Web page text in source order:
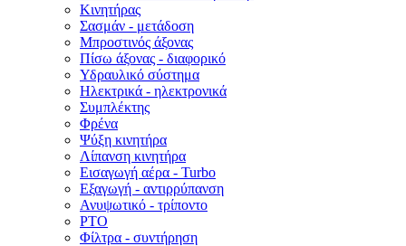
Κινητήρας
Σασμάν - μετάδοση
Μπροστινός άξονας
Πίσω άξονας - διαφορικό
Υδραυλικό σύστημα
Ηλεκτρικά - ηλεκτρονικά
Συμπλέκτης
Φρένα
Ψύξη κινητήρα
Λίπανση κινητήρα
Εισαγωγή αέρα - Turbo
Εξαγωγή - αντιρρύπανση
Ανυψωτικό - τρίποντο
PTO
Φίλτρα - συντήρηση